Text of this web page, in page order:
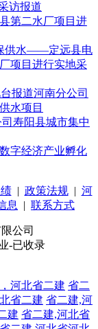
访报道
第二水厂项目进
供水——定远县电
项目进行实地采
报道河南分公司
水项目
寿阳县城市集中
字经济产业孵化
| 政策法规| 河
息 | 联系方式
公司
-已收录
河北省二建 省二
省二建 省二建,河
建 省二建,河北省